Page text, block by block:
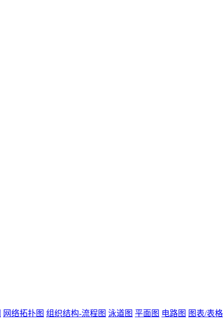
网络拓扑图 组织结构-流程图 泳道图 平面图 电路图 图表/表格